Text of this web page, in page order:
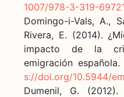
1007/978-3-319-
Domingo-i-Vals, A.,
Rivera, E. (2014).
impacto de la
emigración
s://doi.org/10.5944/
Dumenil, G.